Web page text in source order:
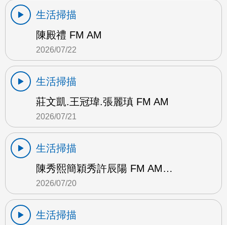
生活掃描
陳殿禮 FM AM
2026/07/22
生活掃描
莊文凱.王冠瑋.張麗瑱 FM AM
2026/07/21
生活掃描
陳秀熙簡穎秀許辰陽 FM AM…
2026/07/20
生活掃描